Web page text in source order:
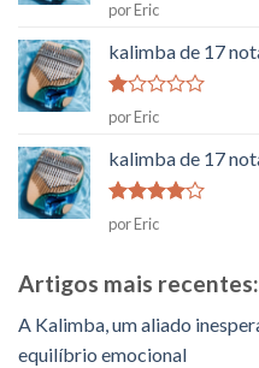
Classificado
como
1
em
5
por Eric
kalimba de 17
Classificado
como
1
em
5
por Eric
kalimba de 17
Classificado
como
por Eric
Artigos mais recentes:
A Kalimba, um aliado
equilíbrio emocional